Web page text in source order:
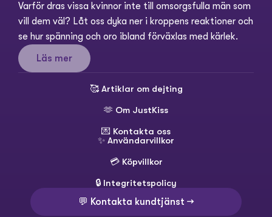
Varför dras vissa kvinnor inte till omsorgsfulla män som
vill dem väl? Låt oss dyka ner i kroppens reaktioner och
se hur spänning och oro ibland förväxlas med kärlek.
Läs mer
🥰 Artiklar om dejting
🫶 Om JustKiss
💌 Kontakta oss
✨ Användarvillkor
💳 Köpvillkor
🔒 Integritetspolicy
💬 Kontakta kundtjänst →